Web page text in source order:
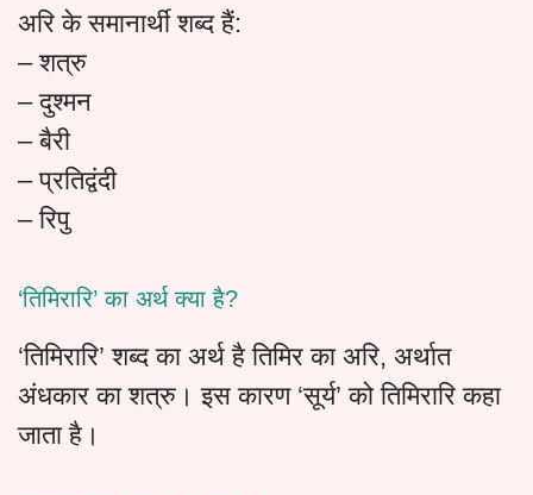
अरि के समानार्थी शब्द हैं:
– शत्रु
– दुश्मन
– बैरी
– प्रतिद्वंदी
– रिपु
‘तिमिरारि’ का अर्थ क्या है?
‘तिमिरारि’ शब्द का अर्थ है तिमिर का अरि, अर्थात
अंधकार का शत्रु। इस कारण ‘सूर्य’ को तिमिरारि कहा
जाता है।